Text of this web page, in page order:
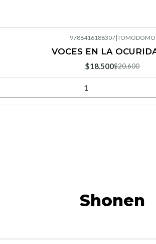
9788416188307|TOMODOMO
VOCES EN LA
$18.500$20.600
Shonen